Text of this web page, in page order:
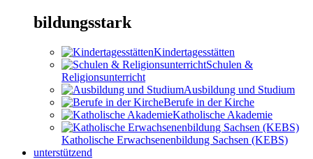
bildungsstark
Kindertagesstätten
Schulen &
Religionsunterricht
Ausbildung und Studium
Berufe in der Kirche
Katholische Akademie
Katholische Erwachsenenbildung Sachsen (KEBS)
unterstützend